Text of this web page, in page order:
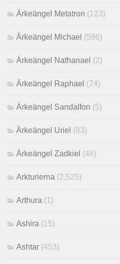
Ärkeängel Metatron (123)
Ärkeängel Michael (596)
Ärkeängel Nathanael (2)
Ärkeängel Raphael (74)
Ärkeängel Sandalfon (5)
Ärkeängel Uriel (83)
Ärkeängel Zadkiel (48)
Arkturierna (2,525)
Arthura (1)
Ashira (15)
Ashtar (453)